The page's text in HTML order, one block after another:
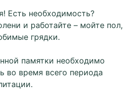
Есть необходимость?
и работайте – мойте пол,
грядки.
памятки необходимо
во время всего периода